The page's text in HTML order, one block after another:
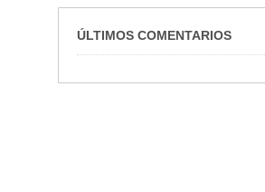
ÚLTIMOS COMENTARIOS